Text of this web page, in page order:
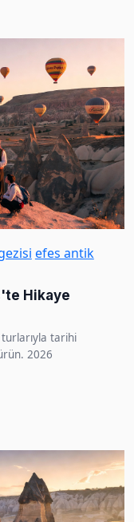
efes antik
Hikaye
turlarıyla tarihi
2026